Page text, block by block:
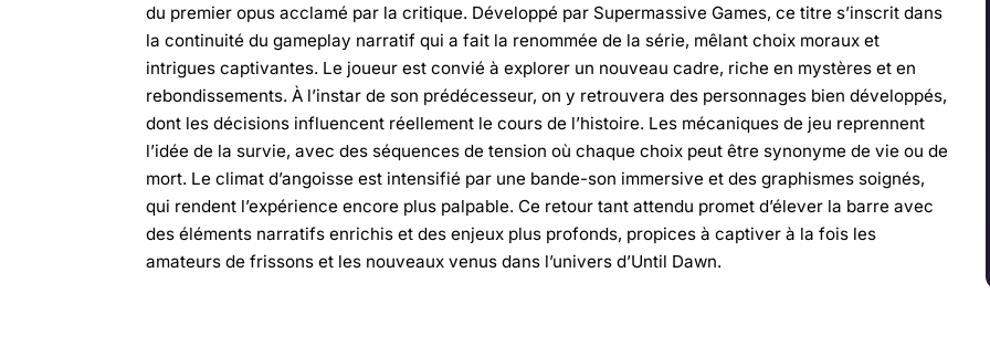
du premier opus acclamé par la critique. Développé par Supermassive Games, ce titre s’inscrit dans
la continuité du gameplay narratif qui a fait la renommée de la série, mêlant choix moraux et
intrigues captivantes. Le joueur est convié à explorer un nouveau cadre, riche en mystères et en
rebondissements. À l’instar de son prédécesseur, on y retrouvera des personnages bien développés,
dont les décisions influencent réellement le cours de l’histoire. Les mécaniques de jeu reprennent
l’idée de la survie, avec des séquences de tension où chaque choix peut être synonyme de vie ou de
mort. Le climat d’angoisse est intensifié par une bande-son immersive et des graphismes soignés,
qui rendent l’expérience encore plus palpable. Ce retour tant attendu promet d’élever la barre avec
des éléments narratifs enrichis et des enjeux plus profonds, propices à captiver à la fois les
amateurs de frissons et les nouveaux venus dans l’univers d’Until Dawn.